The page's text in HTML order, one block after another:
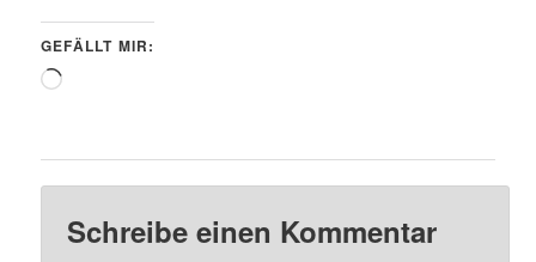
GEFÄLLT MIR:
Wird
Schreibe einen Kommentar